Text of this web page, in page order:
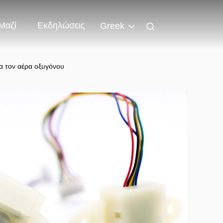
Εκδηλώσεις Greek
τον αέρα οξυγόνου